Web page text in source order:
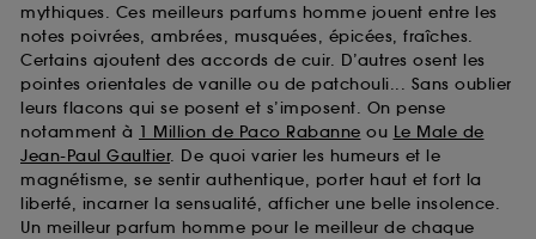
mythiques. Ces meilleurs parfums homme jouent entre les
notes poivrées, ambrées, musquées, épicées, fraîches.
Certains ajoutent des accords de cuir. D’autres osent les
pointes orientales de vanille ou de patchouli... Sans oublier
leurs flacons qui se posent et s’imposent. On pense
notamment à 1 Million de Paco Rabanne ou Le Male de
Jean-Paul Gaultier. De quoi varier les humeurs et le
magnétisme, se sentir authentique, porter haut et fort la
liberté, incarner la sensualité, afficher une belle insolence.
Un meilleur parfum homme pour le meilleur de chaque